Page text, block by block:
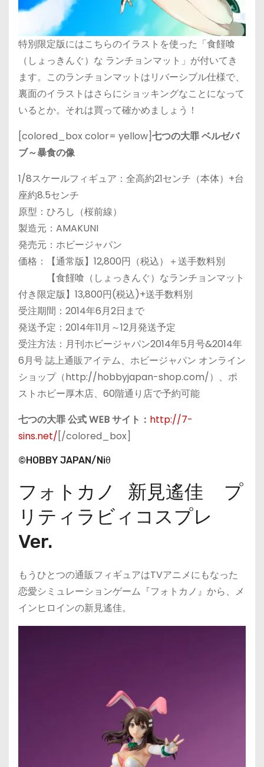
特別限定版にはこちらのイラストを使った「食饉喰
（しょっきんぐ）な ランチョンマット」が付いてき
ます。このランチョンマットはリバーシブル仕様で、
裏面のイラストはさらにショッキングなことになって
いるとか。それは買って確かめましょう！
[colored_box color= yellow]七つの大罪 ベルゼバ
ブ～暴食の像
1/8スケールフィギュア：全高約21センチ（本体）+台
座約8.5センチ
原型：ひろし（桜前線）
製造元：AMAKUNI
発売元：ホビージャパン
価格：【通常版】12,800円（税込）＋送手数料別
【食饉喰（しょっきんぐ）なランチョンマット
付き限定版】13,800円(税込)+送手数料別
受注期間：2014年6月2日まで
発送予定：2014年11月～12月発送予定
受注方法：月刊ホビージャパン2014年5月号&2014年
6月号 誌上通販アイテム、ホビージャパン オンライン
ショップ（http://hobbyjapan-shop.com/）、ポ
ストホビー厚木店、60階通り店で予約可能
七つの大罪 公式 WEB サイト： http://7-
sins.net/[/colored_box]
©HOBBY JAPAN/Niθ
フォトカノ 新見遙佳 プ
リティラビィコスプレ
Ver.
もうひとつの通販フィギュアはTVアニメにもなった
恋愛シミュレーションゲーム『フォトカノ』から、メ
インヒロインの新見遙佳。